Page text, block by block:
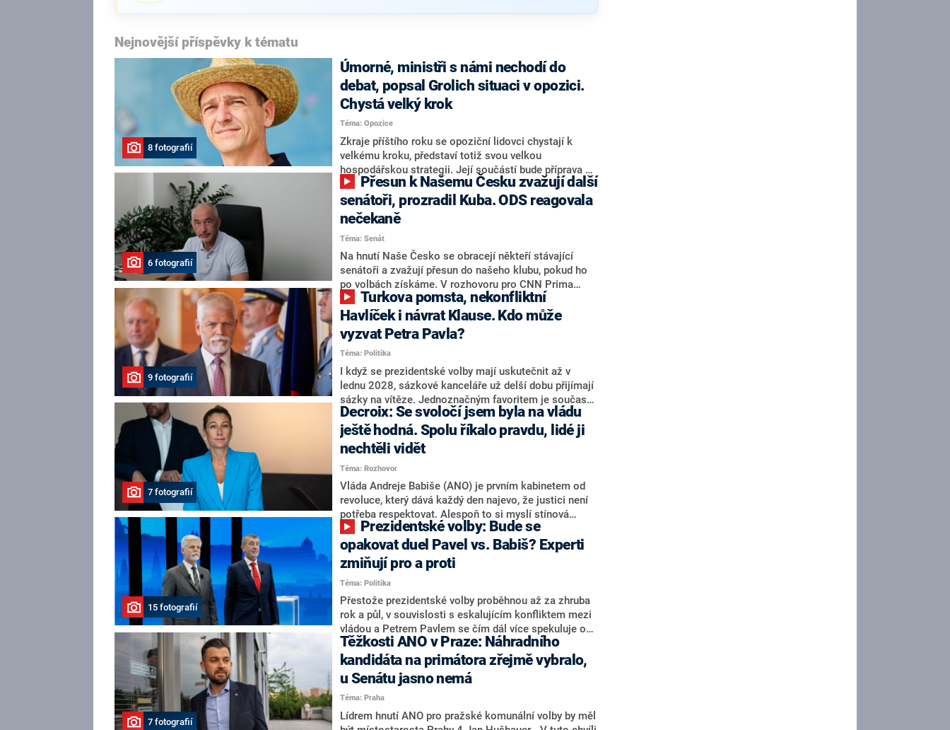
Nejnovější příspěvky k tématu
8 fotografií
Úmorné, ministři s námi nechodí do
debat, popsal Grolich situaci v opozici.
Chystá velký krok
Téma: Opozice
Zkraje příštího roku se opoziční lidovci chystají k
velkému kroku, představí totiž svou velkou
hospodářskou strategii. Její součástí bude příprava na
stárnutí populace, řekl ve středu na setkání s novináři
nový předseda lidovců Jan Grolich. Ten zároveň v
senátních volbách kandiduje ve Vyškově. Popsal i
aktivitu opozice, o níž vládní strany nebo političtí
komentátoři mluví jako o slabé a v defenzivě. „Je to
úmorná práce upozorňovat na chyby vlády. Ministři s
námi navíc nechodí do debat. Chceme ale ukazovat
svoje témata,“ odpověděl Grolich na dotaz CNN Prima
NEWS.
6 fotografií
senátoři, prozradil Kuba. ODS reagovala
nečekaně
Téma: Senát
Na hnutí Naše Česko se obracejí někteří stávající
senátoři a zvažují přesun do našeho klubu, pokud ho
po volbách získáme. V rozhovoru pro CNN Prima
NEWS to řekl zakladatel hnutí a jihočeský hejtman
Martin Kuba. Konkrétní nebyl, ale získat by takto mohl
například senátora Zdeňka Hrabu, který je dnes
součástí klubu ODS a TOP 09. Hraba to na dotaz
redakce nevyloučil. Předseda klubu senátorů ODS
Zdeněk Nytra redakci řekl, že počítá s odchodem
některých senátorů z klubu a že Naše Česko není
nepřítel, ale soupeř.
9 fotografií
Havlíček i návrat Klause. Kdo může
vyzvat Petra Pavla?
Téma: Politika
I když se prezidentské volby mají uskutečnit až v
lednu 2028, sázkové kanceláře už delší dobu přijímají
sázky na vítěze. Jednoznačným favoritem je současná
hlava státu Petr Pavel. Daleko za ním pak bookmakeři
zmiňují dva výrazné politiky ANO, tedy premiéra
Andreje Babiše a ministra průmyslu Karla Havlíčka.
Oblíbeným tipem samotných sázkařů je poslanec za
Motoristy Filip Turek. Politolog Jan Kubáček nicméně
o případné kandidatuře kohokoliv ze zmíněné trojice
značně pochybuje. Podle něj současná koalice dosud
nemá osobu, která by Pavlovi mohla konkurovat.
7 fotografií
Decroix: Se svoločí jsem byla na vládu
ještě hodná. Spolu říkalo pravdu, lidé ji
nechtěli vidět
Téma: Rozhovor
Vláda Andreje Babiše (ANO) je prvním kabinetem od
revoluce, který dává každý den najevo, že justici není
potřeba respektovat. Alespoň to si myslí stínová
ministryně spravedlnosti ODS Eva Decroix. V
rozhovoru pro CNN Prima NEWS si nebrala servítky
ohledně politického výkonu svého nástupce Jeronýma
Tejce (za ANO) či vládní zmocněnkyně pro lidská
práva Taťány Malé (ANO). Označením „svoloč“ na
adresu vlády prý byla ještě hodná. Decroix se také
vrátila k volební porážce koalice Spolu či promluvila o
hnutí Naše Česko Martina Kuby.
15 fotografií
opakovat duel Pavel vs. Babiš? Experti
zmiňují pro a proti
Téma: Politika
Přestože prezidentské volby proběhnou až za zhruba
rok a půl, v souvislosti s eskalujícím konfliktem mezi
vládou a Petrem Pavlem se čím dál více spekuluje o
tom, koho by do bitvy o Hrad mohla vyslat současná
koalice. Někteří političtí komentátoři znovu vytahují
jméno premiéra Andreje Babiše (ANO). Jak moc je
pravděpodobné, že se v prezidentských volbách 2028
bude znovu opakovat souboj z roku 2023?
7 fotografií
Těžkosti ANO v Praze: Náhradního
kandidáta na primátora zřejmě vybralo,
u Senátu jasno nemá
Téma: Praha
Lídrem hnutí ANO pro pražské komunální volby by měl